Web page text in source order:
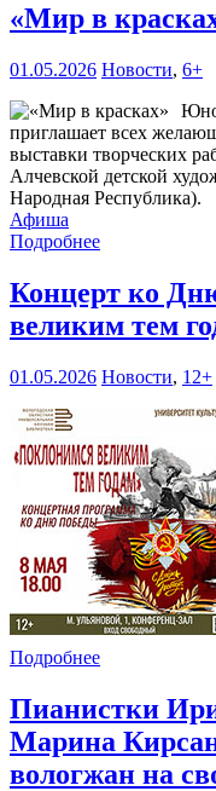
«Мир в
01.05.2026 Новости, 6+
приглашает всех
выставки творческих
Алчевской детской
Народная Республика).
Афиша
Подробнее
Концерт ко
великим тем
01.05.2026 Новости, 12+
Подробнее
Пианистки
Марина
вологжан на